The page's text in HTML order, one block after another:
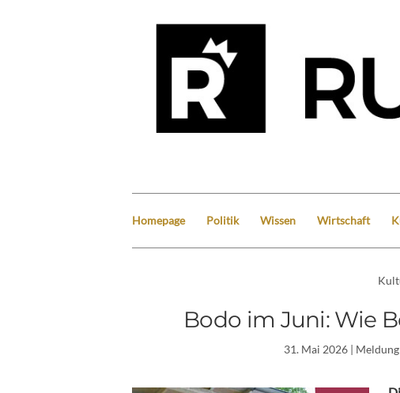
Homepage Politik Wissen Wirtschaft
Bodo im Juni: Wie
31. Mai 2026| Meldung